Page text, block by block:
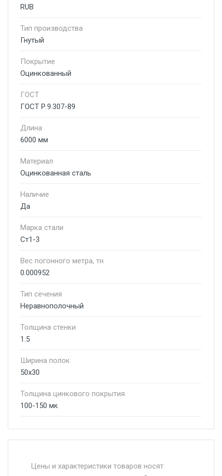
RUB
Тип производства
Гнутый
Покрытие
Оцинкованный
ГОСТ
ГОСТ Р.9.307-89
Длина
6000 мм
Материал
Оцинкованная сталь
Наличие
Да
Марка стали
Ст1-3
Вес погонного метра, тн
0.000952
Тип сечения
Неравнополочный
Толщина стенки
1.5
Ширина полок
50х30
Толщина цинкового покрытия
100-150 мк
Москве и Московской области.
Цены и характеристики товаров носят